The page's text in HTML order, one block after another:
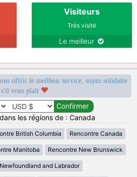
Visiteurs
Très visité
Le meilleur
offrir le meilleur service, soyez solidaire
s'il vous plaît
les régions de : Canada
British Columbia Rencontre Canada
Manitoba Rencontre New Brunswick
and Labrador